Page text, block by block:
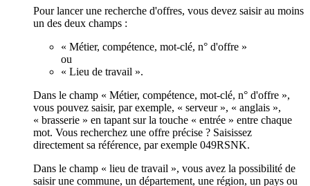
Pour lancer une recherche d'offres, vous devez saisir au moins
un des deux champs :
« Métier, compétence, mot-clé, n° d'offre »
ou
« Lieu de travail ».
Dans le champ « Métier, compétence, mot-clé, n° d'offre »,
vous pouvez saisir, par exemple, « serveur », « anglais »,
« brasserie » en tapant sur la touche « entrée » entre chaque
mot. Vous recherchez une offre précise ? Saisissez
directement sa référence, par exemple 049RSNK.
Dans le champ « lieu de travail », vous avez la possibilité de
saisir une commune, un département, une région, un pays ou